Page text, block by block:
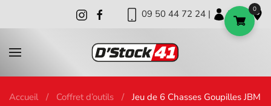
09 50 44 72 24 | | |
Accueil Coffret d’outils
Jeu de 6 Chasses Goupilles JBM
0